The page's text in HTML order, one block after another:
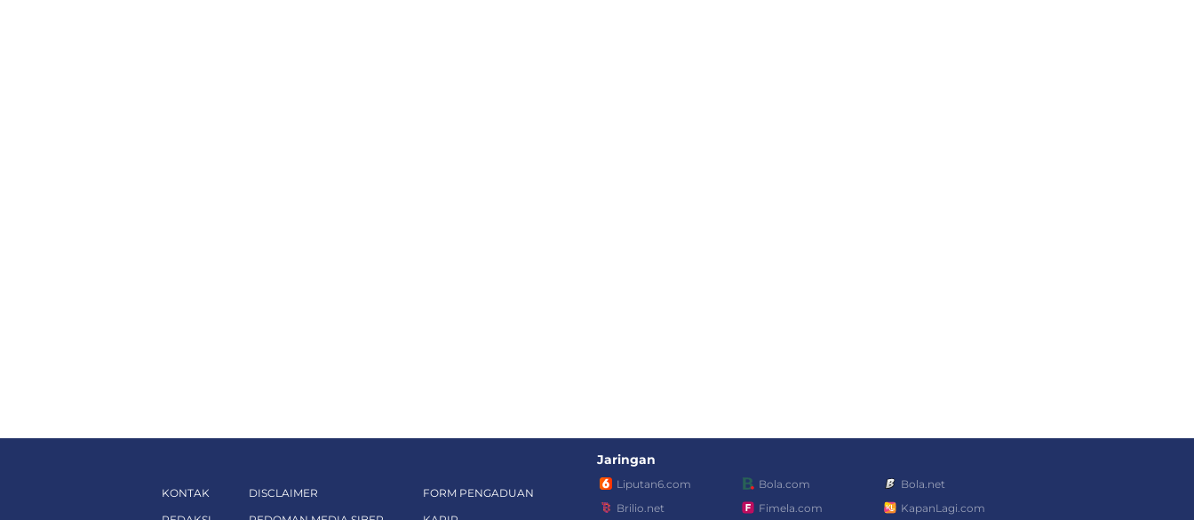
KONTAK DISCLAIMER
FORM PENGADUAN
Jaringan
Liputan6.com Bola.com
Bola.net
Brilio.net
Fimela.com KapanLagi.com